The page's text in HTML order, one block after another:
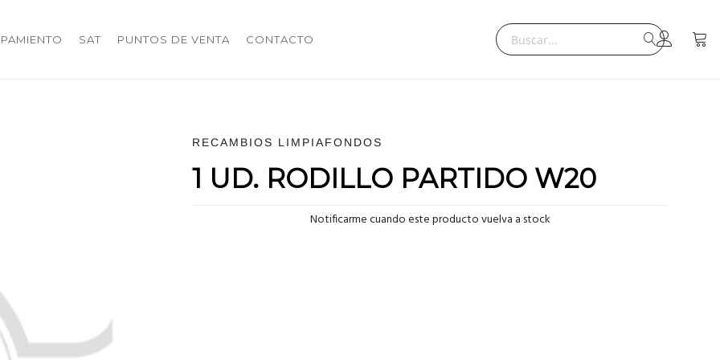
SAT PUNTOS DE VENTA CONTACTO Search
Search Mi
RECAMBIOS LIMPIAFONDOS
1 UD. RODILLO PARTIDO W20
Notificarme cuando este producto vuelva a stock